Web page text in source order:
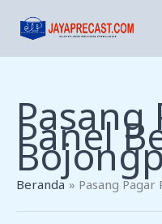
Pasang
Panel
Beranda Pasang